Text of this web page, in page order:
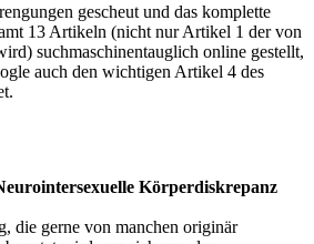
gescheut und das komplette
13 Artikeln (nicht nur Artikel 1 der von
suchmaschinentauglich online gestellt,
auch den wichtigen Artikel 4 des
Körperdiskrepanz
die gerne von manchen originär